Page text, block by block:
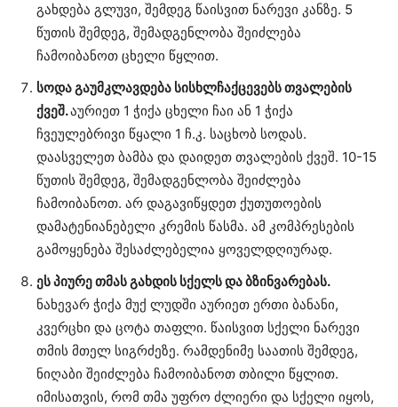
გახდება გლუვი, შემდეგ წაისვით ნარევი კანზე. 5
წუთის შემდეგ, შემადგენლობა შეიძლება
ჩამოიბანოთ ცხელი წყლით.
სოდა გაუმკლავდება სისხლჩაქცევებს თვალების
ქვეშ.აურიეთ 1 ჭიქა ცხელი ჩაი ან 1 ჭიქა
ჩვეულებრივი წყალი 1 ჩ.კ. საცხობ სოდას.
დაასველეთ ბამბა და დაიდეთ თვალების ქვეშ. 10-15
წუთის შემდეგ, შემადგენლობა შეიძლება
ჩამოიბანოთ. არ დაგავიწყდეთ ქუთუთოების
დამატენიანებელი კრემის წასმა. ამ კომპრესების
გამოყენება შესაძლებელია ყოველდღიურად.
ეს პიურე თმას გახდის სქელს და ბზინვარებას.
ნახევარ ჭიქა მუქ ლუდში აურიეთ ერთი ბანანი,
კვერცხი და ცოტა თაფლი. წაისვით სქელი ნარევი
თმის მთელ სიგრძეზე. რამდენიმე საათის შემდეგ,
ნიღაბი შეიძლება ჩამოიბანოთ თბილი წყლით.
იმისათვის, რომ თმა უფრო ძლიერი და სქელი იყოს,